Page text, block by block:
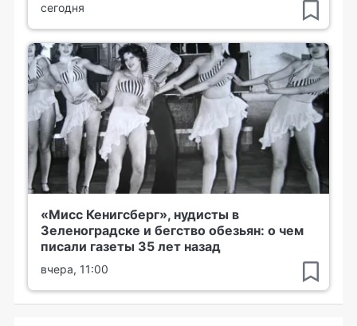
сегодня
«Мисс Кенигсберг», нудисты в
Зеленоградске и бегство обезьян: о чем
писали газеты 35 лет назад
вчера, 11:00